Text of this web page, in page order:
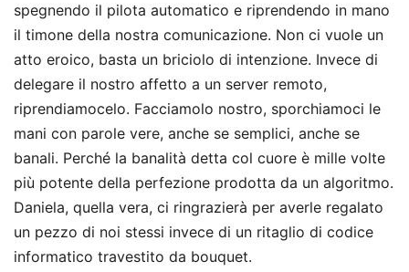
spegnendo il pilota automatico e riprendendo in mano
il timone della nostra comunicazione. Non ci vuole un
atto eroico, basta un briciolo di intenzione. Invece di
delegare il nostro affetto a un server remoto,
riprendiamocelo. Facciamolo nostro, sporchiamoci le
mani con parole vere, anche se semplici, anche se
banali. Perché la banalità detta col cuore è mille volte
più potente della perfezione prodotta da un algoritmo.
Daniela, quella vera, ci ringrazierà per averle regalato
un pezzo di noi stessi invece di un ritaglio di codice
informatico travestito da bouquet.